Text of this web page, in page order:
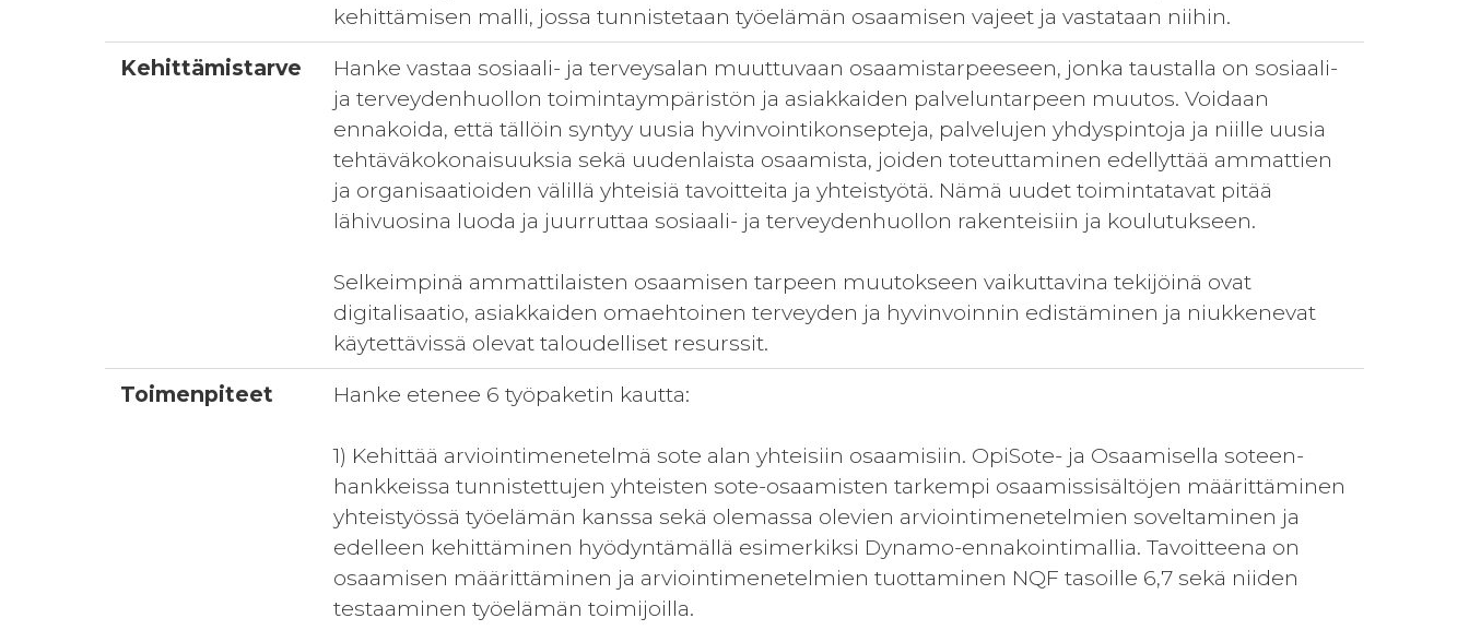
kehittämisen malli, jossa tunnistetaan työelämän osaamisen vajeet ja vastataan niihin.
Kehittämistarve
Hanke vastaa sosiaali- ja terveysalan muuttuvaan osaamistarpeeseen, jonka taustalla on sosiaali-
ja terveydenhuollon toimintaympäristön ja asiakkaiden palveluntarpeen muutos. Voidaan
ennakoida, että tällöin syntyy uusia hyvinvointikonsepteja, palvelujen yhdyspintoja ja niille uusia
tehtäväkokonaisuuksia sekä uudenlaista osaamista, joiden toteuttaminen edellyttää ammattien
ja organisaatioiden välillä yhteisiä tavoitteita ja yhteistyötä. Nämä uudet toimintatavat pitää
lähivuosina luoda ja juurruttaa sosiaali- ja terveydenhuollon rakenteisiin ja koulutukseen.
Selkeimpinä ammattilaisten osaamisen tarpeen muutokseen vaikuttavina tekijöinä ovat
digitalisaatio, asiakkaiden omaehtoinen terveyden ja hyvinvoinnin edistäminen ja niukkenevat
käytettävissä olevat taloudelliset resurssit.
Toimenpiteet
Hanke etenee 6 työpaketin kautta:
1) Kehittää arviointimenetelmä sote alan yhteisiin osaamisiin. OpiSote- ja Osaamisella soteen-
hankkeissa tunnistettujen yhteisten sote-osaamisten tarkempi osaamissisältöjen määrittäminen
yhteistyössä työelämän kanssa sekä olemassa olevien arviointimenetelmien soveltaminen ja
edelleen kehittäminen hyödyntämällä esimerkiksi Dynamo-ennakointimallia. Tavoitteena on
osaamisen määrittäminen ja arviointimenetelmien tuottaminen NQF tasoille 6,7 sekä niiden
testaaminen työelämän toimijoilla.